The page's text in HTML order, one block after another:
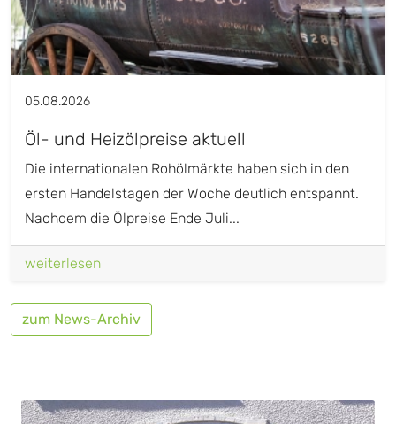
05.08.2026
Öl- und Heizölpreise aktuell
Die internationalen Rohölmärkte haben sich in den
ersten Handelstagen der Woche deutlich entspannt.
Nachdem die Ölpreise Ende Juli...
weiterlesen
zum News-Archiv